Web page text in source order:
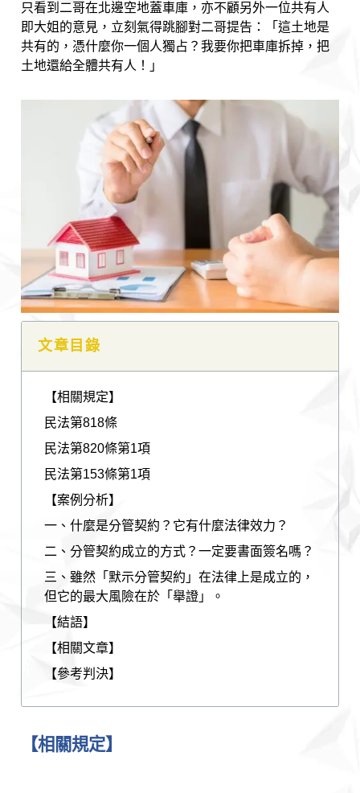
只看到二哥在北邊空地蓋車庫，亦不顧另外一位共有人
即大姐的意見，立刻氣得跳腳對二哥提告：「這土地是
共有的，憑什麼你一個人獨占？我要你把車庫拆掉，把
土地還給全體共有人！」
文章目錄
【相關規定】
民法第818條
民法第820條第1項
民法第153條第1項
【案例分析】
一、什麼是分管契約？它有什麼法律效力？
二、分管契約成立的方式？一定要書面簽名嗎？
三、雖然「默示分管契約」在法律上是成立的，
但它的最大風險在於「舉證」。
【結語】
【相關文章】
【參考判決】
【相關規定】